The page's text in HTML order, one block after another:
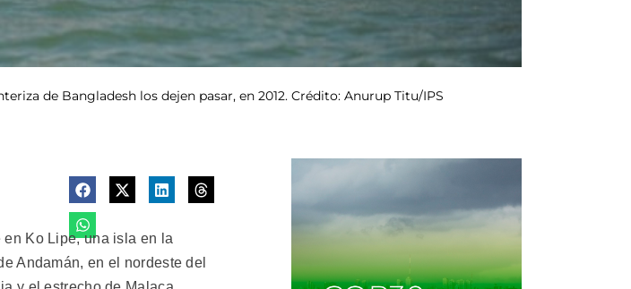
de Bangladesh los dejen pasar, en 2012. Crédito: Anurup Titu/IPS
Ko Lipe, una isla en la
Andamán, en el nordeste del